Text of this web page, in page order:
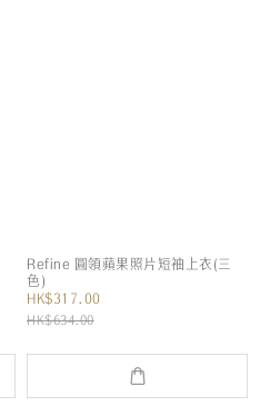
Refine 圓領蘋果照片短袖上衣(三
色)
HK$317.00
HK$634.00